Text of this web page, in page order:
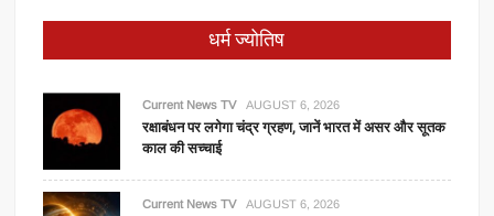
धर्म ज्योतिष
Current News TV AUGUST 6, 2026
रक्षाबंधन पर लगेगा चंद्र ग्रहण, जानें भारत में असर और सूतक
काल की सच्चाई
Current News TV AUGUST 6, 2026